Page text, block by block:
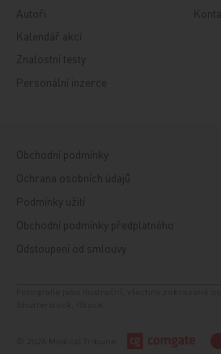
Autoři
Kalendář akcí
Znalostní testy
Personální inzerce
Obchodní podmínky
Ochrana osobních údajů
Podmínky užití
Obchodní podmínky předplatného
Odstoupení od smlouvy